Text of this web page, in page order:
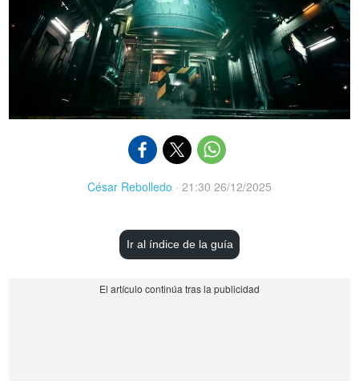
César Rebolledo · 21:30 26/12/2025
Ir al índice de la guía